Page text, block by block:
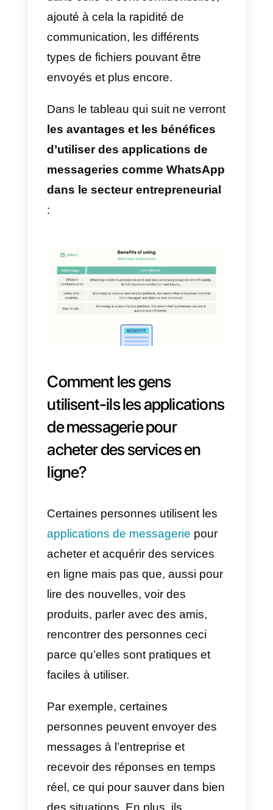
L’une des stratégies que de
nombre entreprises utilisent
consiste à utiliser WhatsApp pour
envoyer des enquêtes et
les avis des clients sur leurs
produits ou services.
d) Annonces
les statuts WhatsApp est plus
facile.
Importance et avantages
de l’utilisation de
WhatsApp dans votre
entreprise
WhatsApp Businessest un outil
très sûr et sécurisé, les
développeurs de cette entreprise
ont mis un accent sur la sécurité
c’est pourquoi les entreprises et
tous ceux qui utilisent cette
application doivent être sereins
car les informations qui circulent
dans celle-ci sont confidentielles,
ajouté à cela la rapidité de
communication, les différents
types de fichiers pouvant être
envoyés et plus encore.
Dans le tableau qui suit ne